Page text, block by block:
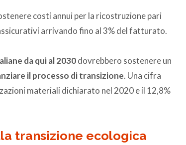
costi annui per la ricostruzione pari
arrivando fino al 3% del fatturato.
da qui al 2030dovrebbero sostenere un
il processo di transizione. Una cifra
materiali dichiarato nel 2020 e il 12,8%
transizione ecologica